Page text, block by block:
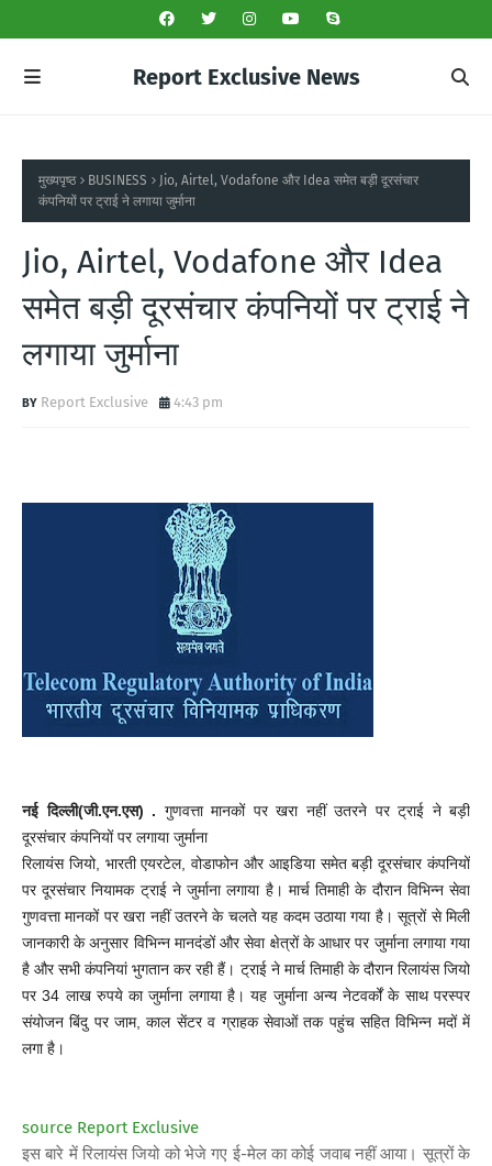
Report Exclusive News
मुख्यपृष्ठ BUSINESS
Jio, Airtel, Vodafone और Idea समेत बड़ी दूरसंचार
कंपनियों पर ट्राई ने लगाया जुर्माना
Jio, Airtel, Vodafone और Idea
समेत बड़ी दूरसंचार कंपनियों पर ट्राई ने
लगाया जुर्माना
Report Exclusive 4:43 pm
नई दिल्ली(जी.एन.एस) . गुणवत्ता मानकों पर खरा नहीं उतरने पर ट्राई ने बड़ी
दूरसंचार कंपनियों पर लगाया जुर्माना
रिलायंस जियो, भारती एयरटेल, वोडाफोन और आइडिया समेत बड़ी दूरसंचार कंपनियों
पर दूरसंचार नियामक ट्राई ने जुर्माना लगाया है। मार्च तिमाही के दौरान विभिन्न सेवा
गुणवत्ता मानकों पर खरा नहीं उतरने के चलते यह कदम उठाया गया है। सूत्रों से मिली
जानकारी के अनुसार विभिन्न मानदंडों और सेवा क्षेत्रों के आधार पर जुर्माना लगाया गया
है और सभी कंपनियां भुगतान कर रही हैं। ट्राई ने मार्च तिमाही के दौरान रिलायंस जियो
पर 34 लाख रुपये का जुर्माना लगाया है। यह जुर्माना अन्य नेटवर्कों के साथ परस्पर
संयोजन बिंदु पर जाम, काल सेंटर व ग्राहक सेवाओं तक पहुंच सहित विभिन्न मदों में
लगा है।
source Report Exclusive
इस बारे में रिलायंस जियो को भेजे गए ई-मेल का कोई जवाब नहीं आया। सूत्रों के